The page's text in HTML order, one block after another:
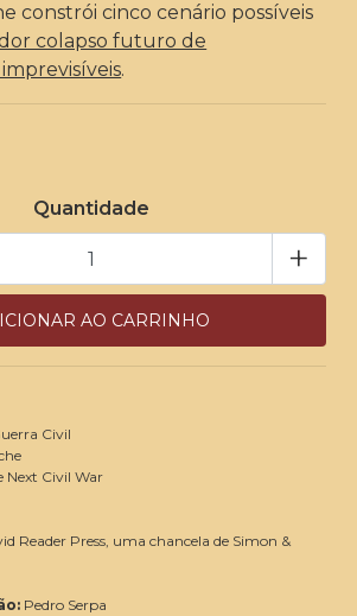
constrói cinco cenário possíveis
colapso futuro de
.
Quantidade
+
Civil
Next Civil War
Reader Press, uma chancela de Simon &
Pedro Serpa